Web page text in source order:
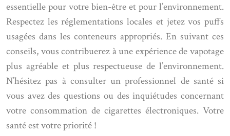
essentielle pour votre bien-être et pour l’environnement.
Respectez les réglementations locales et jetez vos puffs
usagées dans les conteneurs appropriés. En suivant ces
conseils, vous contribuerez à une expérience de vapotage
plus agréable et plus respectueuse de l’environnement.
N’hésitez pas à consulter un professionnel de santé si
vous avez des questions ou des inquiétudes concernant
votre consommation de cigarettes électroniques. Votre
santé est votre priorité !